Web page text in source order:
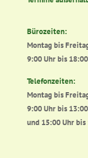
Bürozeiten:
Montag bis
9:00 Uhr bis
Telefonzeiten:
Montag bis
9:00 Uhr bis
und 15:00 Uhr bis